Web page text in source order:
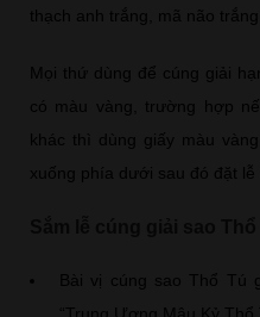
thạch anh trắng, mã não
Mọi thứ dùng để cúng giải
có màu vàng, trường hợp
khác thì dùng giấy màu
xuống phía dưới sau đó đặt lễ
Bài vị cúng sao Thổ Tú
“Trung Ương Mậu Kỷ Thổ